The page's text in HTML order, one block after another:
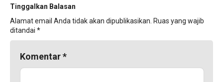
Tinggalkan Balasan
Alamat email Anda tidak akan dipublikasikan. Ruas yang wajib
ditandai *
Komentar*